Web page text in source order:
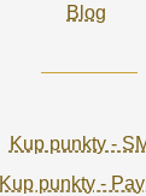
Blog
Kup punkty -
Kup punkty -